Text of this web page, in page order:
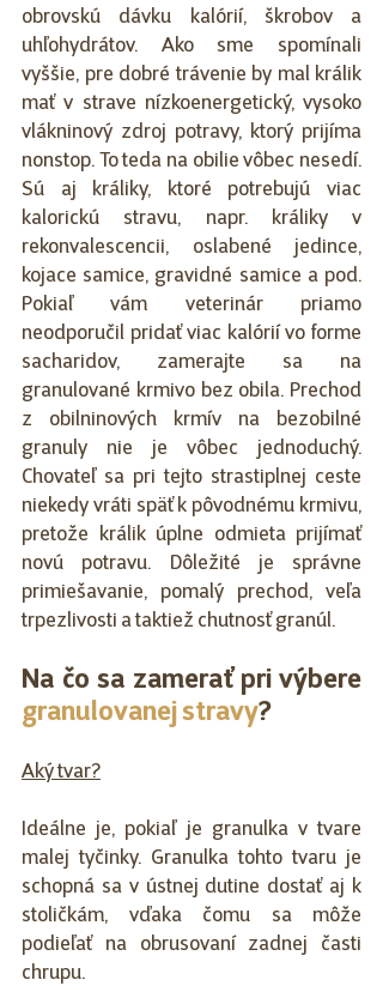
obrovskú dávku kalórií, škrobov a
uhľohydrátov. Ako sme spomínali
vyššie, pre dobré trávenie by mal králik
mať v strave nízkoenergetický, vysoko
vlákninový zdroj potravy, ktorý prijíma
nonstop. To teda na obilie vôbec nesedí.
Sú aj králiky, ktoré potrebujú viac
kalorickú stravu, napr. králiky v
rekonvalescencii, oslabené jedince,
kojace samice, gravidné samice a pod.
Pokiaľ vám veterinár priamo
neodporučil pridať viac kalórií vo forme
sacharidov, zamerajte sa na
granulované krmivo bez obila. Prechod
z obilninových krmív na bezobilné
granuly nie je vôbec jednoduchý.
Chovateľ sa pri tejto strastiplnej ceste
niekedy vráti späť k pôvodnému krmivu,
pretože králik úplne odmieta prijímať
novú potravu. Dôležité je správne
primiešavanie, pomalý prechod, veľa
trpezlivosti a taktiež chutnosť granúl.
granulovanej stravy?
Aký tvar?
Ideálne je, pokiaľ je granulka v tvare
malej tyčinky. Granulka tohto tvaru je
schopná sa v ústnej dutine dostať aj k
stoličkám, vďaka čomu sa môže
podieľať na obrusovaní zadnej časti
chrupu.